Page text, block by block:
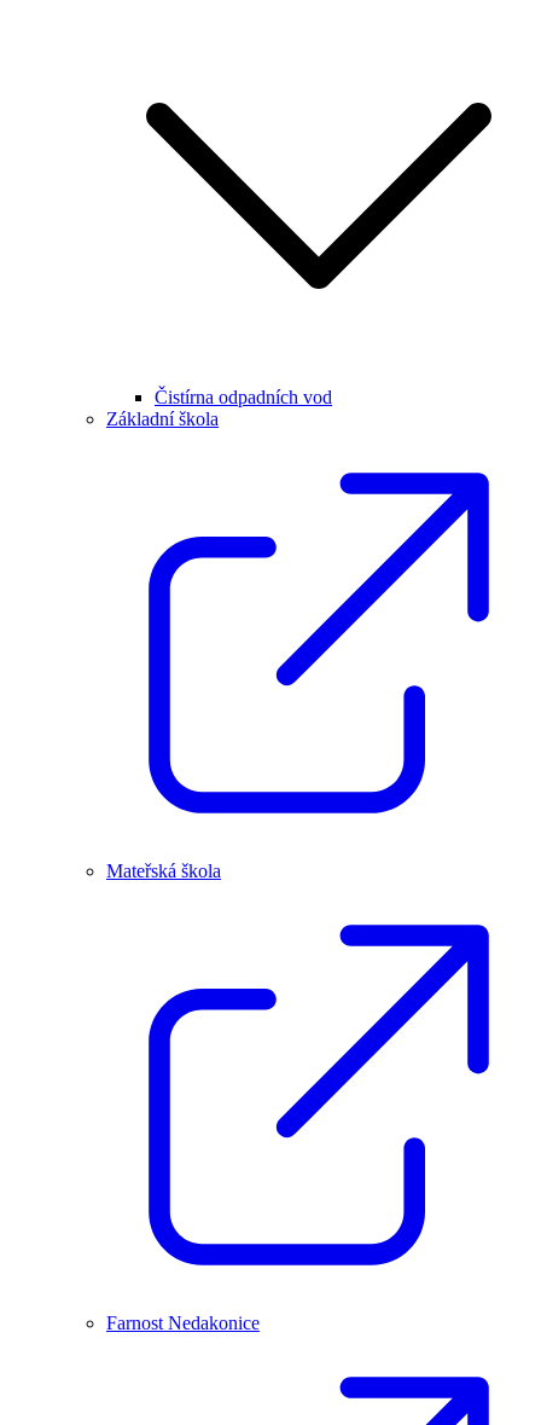
Čistírna odpadních vod
Základní škola
Mateřská škola
Farnost Nedakonice